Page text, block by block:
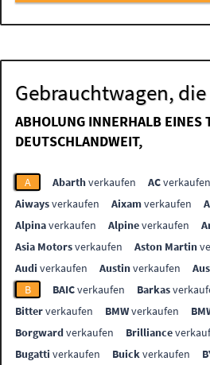
Gebrauchtwagen,
ABHOLUNG INNERHALB EINES
DEUTSCHLANDWEIT,
A Abarthverkaufen ACverkaufen
Aiwaysverkaufen Aixamverkaufen
Alpinaverkaufen Alpineverkaufen
Asia Motorsverkaufen Aston Martin
Audi verkaufen Austinverkaufen
B
BAICverkaufen Barkas
Bitterverkaufen BMWverkaufen
Borgwardverkaufen Brilliance
Bugatti verkaufen Buickverkaufen